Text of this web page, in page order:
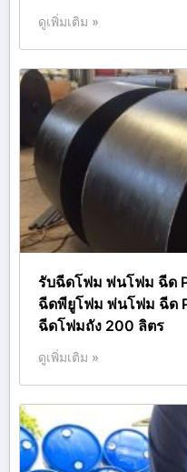
ดูเพิ่มเติม »
รับฉีดโฟม พ่นโฟม ฉีด
ฉีดพียูโฟม พ่นโฟม ฉีด
ฉีดโฟมถัง 200 ลิตร
ดูเพิ่มเติม »